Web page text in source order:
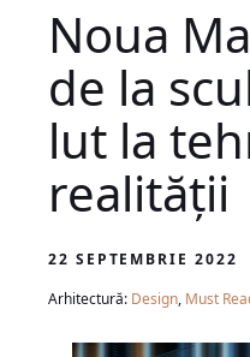
Noua
de la
lut la
realității
22 SEPTEMBRIE 2022
Arhitectură: Design, Must